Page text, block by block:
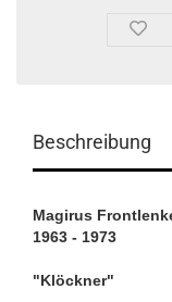
Beschreibung
Magirus
1963 - 1973
"Klöckner"